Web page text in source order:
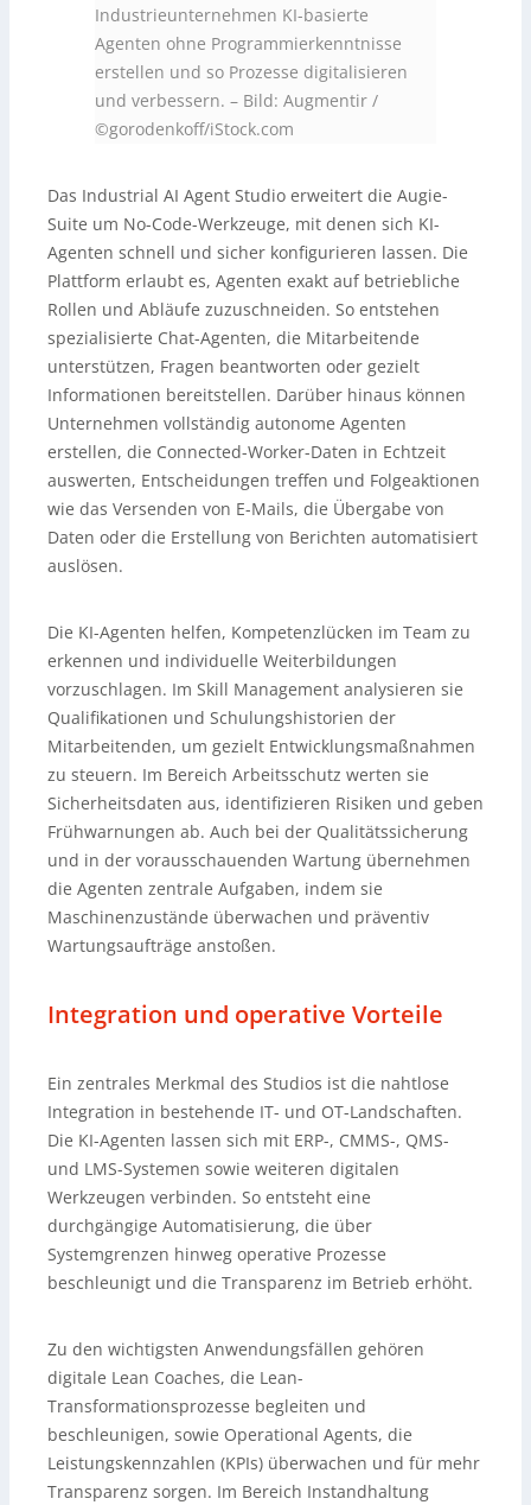
Industrieunternehmen KI-basierte
Agenten ohne Programmierkenntnisse
erstellen und so Prozesse digitalisieren
und verbessern. – Bild: Augmentir /
©gorodenkoff/iStock.com
Das Industrial AI Agent Studio erweitert die Augie-
Suite um No-Code-Werkzeuge, mit denen sich KI-
Agenten schnell und sicher konfigurieren lassen. Die
Plattform erlaubt es, Agenten exakt auf betriebliche
Rollen und Abläufe zuzuschneiden. So entstehen
spezialisierte Chat-Agenten, die Mitarbeitende
unterstützen, Fragen beantworten oder gezielt
Informationen bereitstellen. Darüber hinaus können
Unternehmen vollständig autonome Agenten
erstellen, die Connected-Worker-Daten in Echtzeit
auswerten, Entscheidungen treffen und Folgeaktionen
wie das Versenden von E-Mails, die Übergabe von
Daten oder die Erstellung von Berichten automatisiert
auslösen.
Die KI-Agenten helfen, Kompetenzlücken im Team zu
erkennen und individuelle Weiterbildungen
vorzuschlagen. Im Skill Management analysieren sie
Qualifikationen und Schulungshistorien der
Mitarbeitenden, um gezielt Entwicklungsmaßnahmen
zu steuern. Im Bereich Arbeitsschutz werten sie
Sicherheitsdaten aus, identifizieren Risiken und geben
Frühwarnungen ab. Auch bei der Qualitätssicherung
und in der vorausschauenden Wartung übernehmen
die Agenten zentrale Aufgaben, indem sie
Maschinenzustände überwachen und präventiv
Wartungsaufträge anstoßen.
Integration und operative Vorteile
Ein zentrales Merkmal des Studios ist die nahtlose
Integration in bestehende IT- und OT-Landschaften.
Die KI-Agenten lassen sich mit ERP-, CMMS-, QMS-
und LMS-Systemen sowie weiteren digitalen
Werkzeugen verbinden. So entsteht eine
durchgängige Automatisierung, die über
Systemgrenzen hinweg operative Prozesse
beschleunigt und die Transparenz im Betrieb erhöht.
Zu den wichtigsten Anwendungsfällen gehören
digitale Lean Coaches, die Lean-
Transformationsprozesse begleiten und
beschleunigen, sowie Operational Agents, die
Leistungskennzahlen (KPIs) überwachen und für mehr
Transparenz sorgen. Im Bereich Instandhaltung